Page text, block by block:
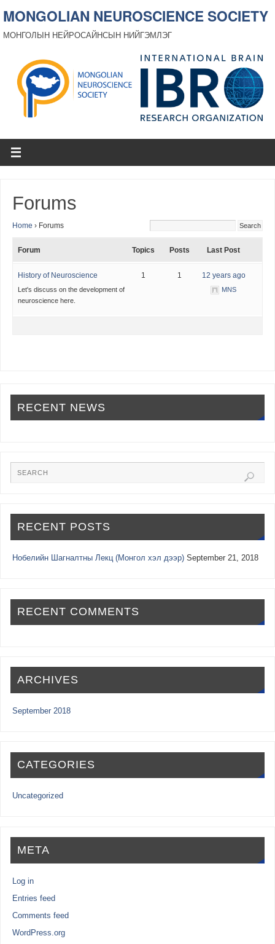
MONGOLIAN NEUROSCIENCE SOCIETY
МОНГОЛЫН НЕЙРОСАЙНСЫН НИЙГЭМЛЭГ
Forums
Home › Forums
Forum Topics Posts Last Post
History of Neuroscience
Let's discuss on the development of
neuroscience here.
1 1 12 years ago
MNS
RECENT NEWS
RECENT POSTS
Нобелийн Шагналтны Лекц (Монгол хэл дээр) September 21, 2018
RECENT COMMENTS
ARCHIVES
September 2018
CATEGORIES
Uncategorized
META
Log in
Entries feed
Comments feed
WordPress.org